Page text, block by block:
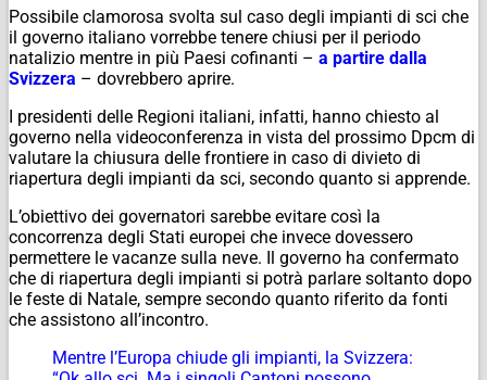
Possibile clamorosa svolta sul caso degli impianti di sci che
il governo italiano vorrebbe tenere chiusi per il periodo
natalizio mentre in più Paesi cofinanti – a partire dalla
Svizzera – dovrebbero aprire.
I presidenti delle Regioni italiani, infatti, hanno chiesto al
governo nella videoconferenza in vista del prossimo Dpcm di
valutare la chiusura delle frontiere in caso di divieto di
riapertura degli impianti da sci, secondo quanto si apprende.
L’obiettivo dei governatori sarebbe evitare così la
concorrenza degli Stati europei che invece dovessero
permettere le vacanze sulla neve. Il governo ha confermato
che di riapertura degli impianti si potrà parlare soltanto dopo
le feste di Natale, sempre secondo quanto riferito da fonti
che assistono all’incontro.
Mentre l’Europa chiude gli impianti, la Svizzera: